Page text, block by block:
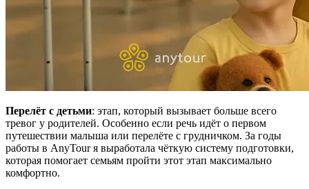
Перелёт с детьми: этап, который вызывает больше всего
тревог у родителей. Особенно если речь идёт о первом
путешествии малыша или перелёте с грудничком. За годы
работы в AnyTour я выработала чёткую систему подготовки,
которая помогает семьям пройти этот этап максимально
комфортно.